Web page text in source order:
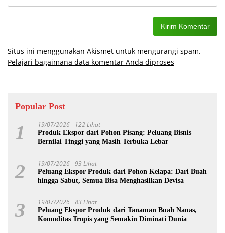
Situs ini menggunakan Akismet untuk mengurangi spam.
Pelajari bagaimana data komentar Anda diproses
Popular Post
1 19/07/2026 122 Lihat
Produk Ekspor dari Pohon Pisang: Peluang Bisnis
Bernilai Tinggi yang Masih Terbuka Lebar
2 19/07/2026 93 Lihat
Peluang Ekspor Produk dari Pohon Kelapa: Dari Buah
hingga Sabut, Semua Bisa Menghasilkan Devisa
3 19/07/2026 83 Lihat
Peluang Ekspor Produk dari Tanaman Buah Nanas,
Komoditas Tropis yang Semakin Diminati Dunia